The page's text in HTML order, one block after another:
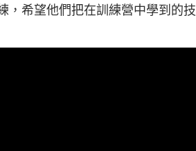
，希望他們把在訓練營中學到的技